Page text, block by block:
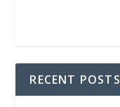
RECENT POSTS